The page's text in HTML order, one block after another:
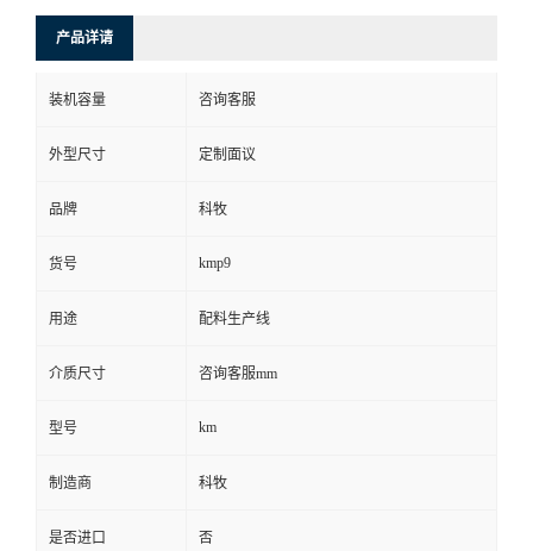
产品详请
装机容量 咨询客服
外型尺寸 定制面议
品牌 科牧
货号 kmp9
用途 配料生产线
介质尺寸 咨询客服mm
型号 km
制造商 科牧
是否进口 否